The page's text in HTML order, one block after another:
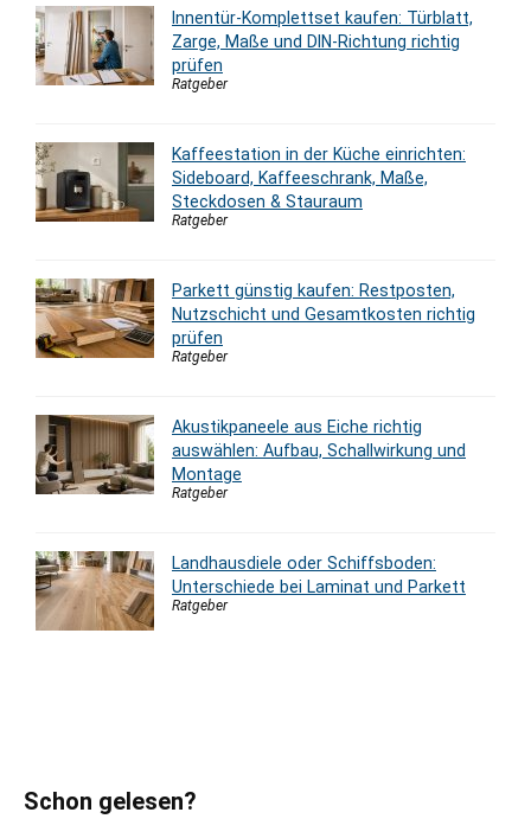
Innentür-Komplettset kaufen: Türblatt,
Zarge, Maße und DIN-Richtung richtig
prüfen
Ratgeber
Kaffeestation in der Küche einrichten:
Sideboard, Kaffeeschrank, Maße,
Steckdosen & Stauraum
Ratgeber
Parkett günstig kaufen: Restposten,
Nutzschicht und Gesamtkosten richtig
prüfen
Ratgeber
Akustikpaneele aus Eiche richtig
auswählen: Aufbau, Schallwirkung und
Montage
Ratgeber
Landhausdiele oder Schiffsboden:
Unterschiede bei Laminat und Parkett
Ratgeber
Schon gelesen?